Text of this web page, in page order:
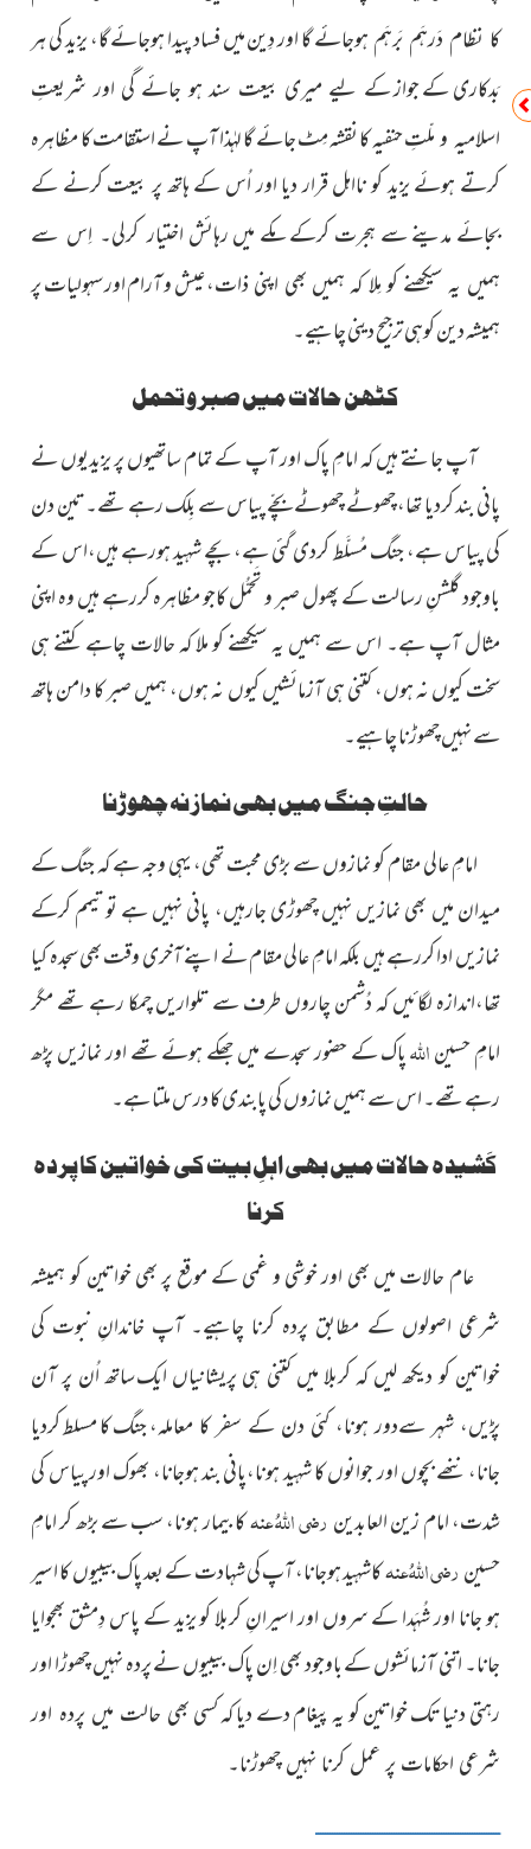
کا نظام دَرہَم بَرہَم ہوجائےگا اور دِین میں فساد پیدا ہوجائے گا، یزید کی ہر
بَدکاری کے جوازکے لیے میری بیعت سند ہو جائے گی اور شریعتِ
اسلامیہ و ملّتِحنفیہ کا نقشہ مِٹ جائے گا لہٰذا آپ نے استقامت کا مظاہرہ
کرتے ہوئے یزید کو نااہل قرار دیا اور اُس کے ہاتھ پر بیعت کرنے کے
بجائے مدینے سے ہجرت کرکے مکے میں رہائش اختیار کرلی۔ اِس سے
ہمیں یہ سیکھنے کو مِلا کہ ہمیں بھی اپنی ذات،عیش و آرام اور سہولیات پر
ہمیشہ دین کوہی ترجیح دینی چاہیے۔
کٹھن حالات میں صبر و تحمل
آپ جانتے ہیں کہ امامِ پاک اور آپ کے تمام ساتھیوں پر یزیدیوں نے
پانی بند کردیا تھا، چھوٹے چھوٹے بچّے پیاس سے بِلک رہے تھے۔ تین دن
کی پیاس ہے، جنگ مُسلَّط کردی گئی ہے، بچے شہید ہورہے ہیں،اس کے
باوجود گلشنِ رسالت کے پھول صبر و تَحمُّل کاجو مظاہرہ کررہے ہیں وہ اپنی
مثال آپ ہے۔ اس سے ہمیں یہ سیکھنے کو ملا کہ حالات چاہے کتنے ہی
سخت کیوں نہ ہوں، کتنی ہی آزمائشیں کیوں نہ ہوں، ہمیں صبر کا دامن ہاتھ
سے نہیں چھوڑنا چاہیے۔
حالتِ جنگ میں بھی نماز نہ چھوڑنا
امامِ عالی مقام کو نمازوں سے بڑی محبت تھی، یہی وجہ ہے کہ جنگ کے
میدان میں بھی نمازیں نہیں چھوڑی جارہیں، پانی نہیں ہے تو تیمم کرکے
نمازیں ادا کررہے ہیں بلکہ امامِ عالی مقام نے اپنے آخری وقت بھی سجدہ کیا
تھا،اندازہ لگائیں کہ دُشمن چاروں طرف سے تلواریں چمکا رہے تھے مگر
امامِ حسیناللہپاک کے حضور سجدے میں جھکے ہوئے تھے اور نمازیں پڑھ
رہے تھے۔ اس سے ہمیں نمازوں کی پابندی کا درس ملتا ہے۔
کَشیدہ حالات میں بھی اہلِ بیت کی خواتین کا پردہ
کرنا
عام حالات میں بھی اور خوشی و غمی کے موقع پر بھی خواتین کو ہمیشہ
شرعی اصولوں کے مطابق پردہ کرنا چاہیے۔ آپ خاندانِ نبوت کی
خواتین کو دیکھ لیں کہ کربلا میں کتنی ہی پریشانیاں ایکساتھ اُن پر آن
پڑیں، شہر سےدور ہونا، کئی دن کے سفر کا معاملہ،جنگ کا مسلط کردیا
جانا، ننھے بچوں اور جوانوں کا شہید ہونا،پانی بند ہوجانا، بھوک اور پیاس کی
شدت، امام زین العابدینرضی اللہُ عنہکا بیمار ہونا، سب سے بڑھ کر امامِ
حسینرضی اللہُ عنہکاشہید ہوجانا، آپ کی شہادت کے بعد پاک بیبیوں کا اسیر
ہو جانا اور شُہَدا کے سروں اور اسیرانِ کربلا کو یزید کے پاس دِمشق بھجوایا
جانا۔ اتنی آزمائشوں کے باوجود بھی اِن پاک بیبیوں نے پردہ نہیں چھوڑا اور
رہتی دنیا تک خواتین کو یہ پیغام دے دیا کہ کسیبھی حالت میں پردہ اور
شرعی احکامات پر عمل کرنا نہیں چھوڑنا۔
ــــــــــــــــــــــــــــــــــــــــــــــــــــــــــــــــــــــــــــــ